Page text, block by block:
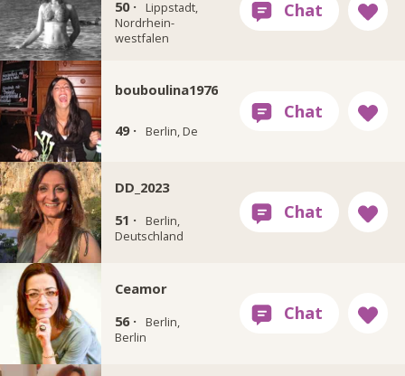
50 ·
Lippstadt,
Nordrhein-
westfalen
bouboulina1976
49 · Berlin, De
DD_2023
51 ·
Berlin,
Deutschland
Ceamor
56 ·
Berlin,
Berlin